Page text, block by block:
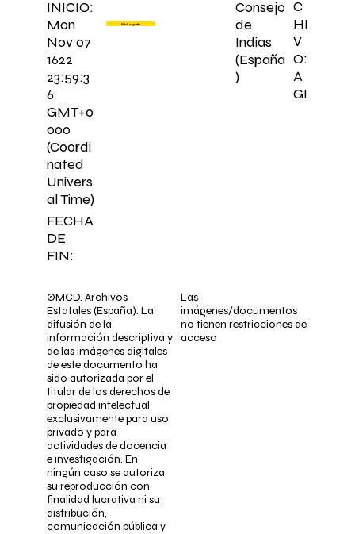
FECHA
DE
FIN:
INICIO:
Mon
Nov 07
1622
23:59:3
6
GMT+0
000
(Coordi
nated
Univers
al Time)
©MCD. Archivos
Estatales (España). La
difusión de la
información descriptiva y
de las imágenes digitales
de este documento ha
sido autorizada por el
titular de los derechos de
propiedad intelectual
exclusivamente para uso
privado y para
actividades de docencia
e investigación. En
ningún caso se autoriza
su reproducción con
finalidad lucrativa ni su
distribución,
comunicación pública y
Bibliografía
Consejo
de
Indias
(España
)
Las
imágenes/documentos
no tienen restricciones de
acceso
C
HI
V
O:
A
GI